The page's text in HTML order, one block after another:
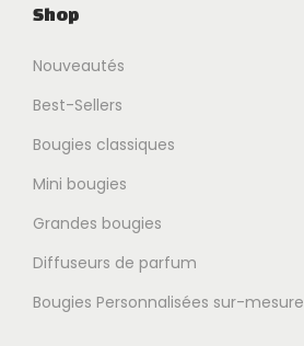
Shop
Nouveautés
Best-Sellers
Bougies classiques
Mini bougies
Grandes bougies
Diffuseurs de parfum
Bougies Personnalisées sur-mesure